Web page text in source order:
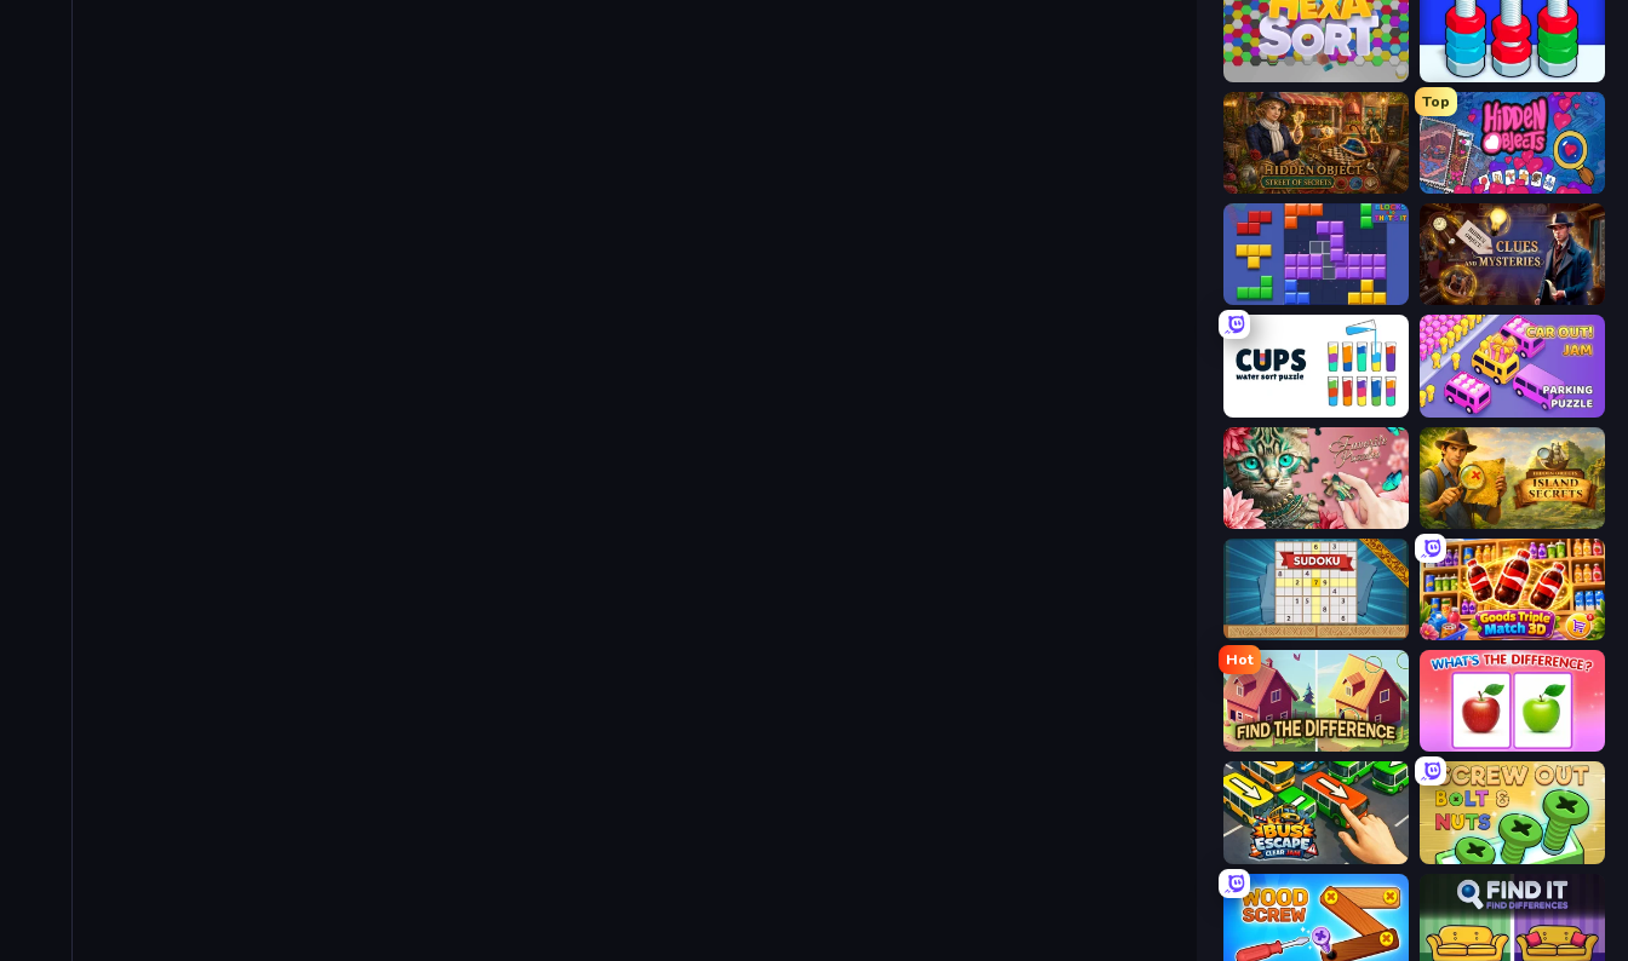
Hidden Object: Street Of Secrets
Top
Hidden Objects
Blocks and that’s it Hidden Object: Clues and Mysteries
Cups - Water Sort Puzzle Car OUT! Jam Parking Puzzle
Favorite Puzzles Hidden Objects: Island Secrets
Sudoku Online Goods Triple Match 3D
Hot
Find The Difference What's The Difference?
Bus Escape: Clear Jam Screw Out: Bolts and Nuts